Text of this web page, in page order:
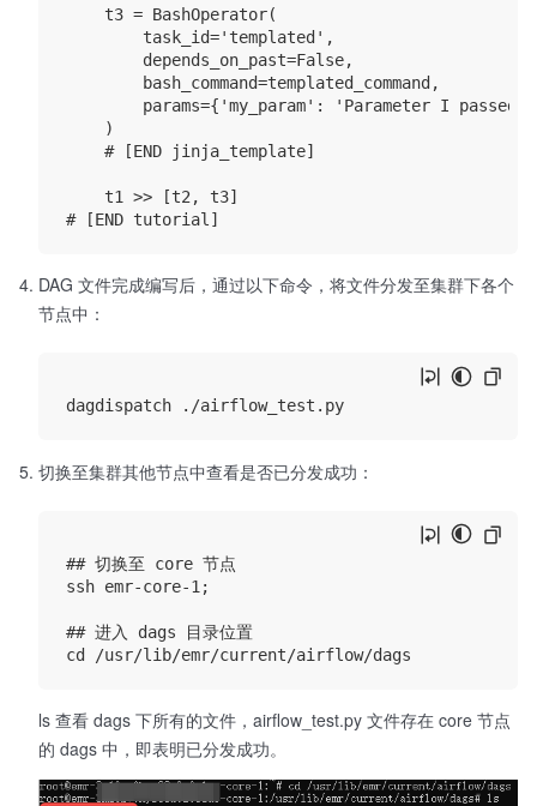
    t3 = BashOperator(
        task_id='templated',
        depends_on_past=False,
        bash_command=templated_command,
params={'my_param': 'Parameter I passed
    )
    # [END jinja_template]
    t1 >> [t2, t3]
DAG 文件完成编写后，通过以下命令，将文件分发至集群下各个
节点中：
切换至集群其他节点中查看是否已分发成功：
## 切换至 core 节点
ssh emr-core-1;
## 进入 dags 目录位置
ls 查看 dags 下所有的文件，airflow_test.py 文件存在 core 节点
的 dags 中，即表明已分发成功。